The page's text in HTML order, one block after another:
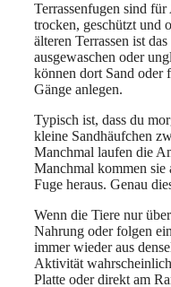
Terrassenfugen sind
trocken, geschützt und
älteren Terrassen ist
ausgewaschen oder
können dort Sand oder
Gänge anlegen.
Typisch ist, dass du
kleine Sandhäufchen
Manchmal laufen die
Manchmal kommen sie
Fuge heraus. Genau
Wenn die Tiere nur
Nahrung oder folgen
immer wieder aus
Aktivität
Platte oder direkt am